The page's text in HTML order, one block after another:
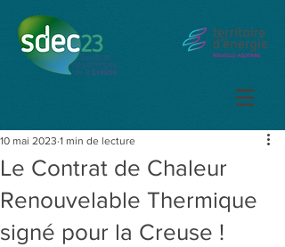
Le Contrat de Chaleur
Renouvelable Thermique
signé pour la Creuse !
10 mai 2023 1 min de lecture